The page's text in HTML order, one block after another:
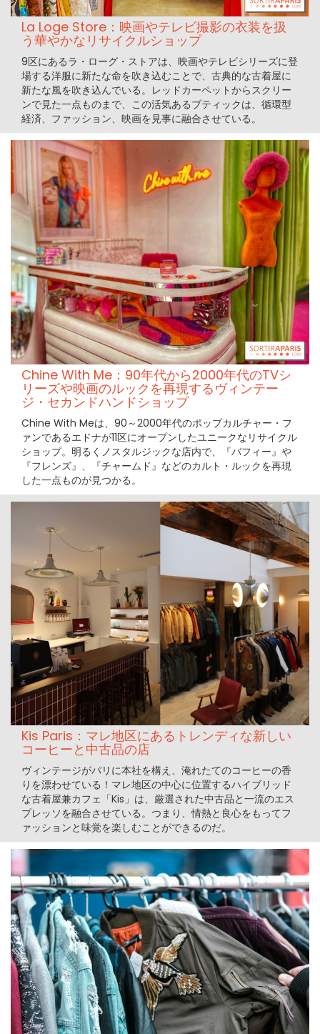
La Loge Store：映画やテレビ撮影の衣装を扱
う華やかなリサイクルショップ
9区にあるラ・ローグ・ストアは、映画やテレビシリーズに登
場する洋服に新たな命を吹き込むことで、古典的な古着屋に
新たな風を吹き込んでいる。レッドカーペットからスクリー
ンで見た一点ものまで、この活気あるブティックは、循環型
経済、ファッション、映画を見事に融合させている。
Chine With Me：90年代から2000年代のTVシ
リーズや映画のルックを再現するヴィンテー
ジ・セカンドハンドショップ
Chine With Meは、90～2000年代のポップカルチャー・フ
ァンであるエドナが11区にオープンしたユニークなリサイクル
ショップ。明るくノスタルジックな店内で、『バフィー』や
『フレンズ』、『チャームド』などのカルト・ルックを再現
した一点ものが見つかる。
Kis Paris：マレ地区にあるトレンディな新しい
コーヒーと中古品の店
ヴィンテージがパリに本社を構え、淹れたてのコーヒーの香
りを漂わせている！マレ地区の中心に位置するハイブリッド
な古着屋兼カフェ「Kis」は、厳選された中古品と一流のエス
プレッソを融合させている。つまり、情熱と良心をもってフ
ァッションと味覚を楽しむことができるのだ。